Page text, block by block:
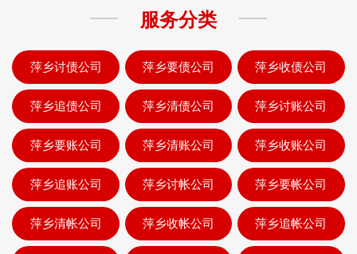
服务分类
萍乡讨债公司 萍乡要债公司 萍乡收债公司
萍乡追债公司 萍乡清债公司 萍乡讨账公司
萍乡要账公司 萍乡清账公司 萍乡收账公司
萍乡追账公司 萍乡讨帐公司 萍乡要帐公司
萍乡清帐公司 萍乡收帐公司 萍乡追帐公司